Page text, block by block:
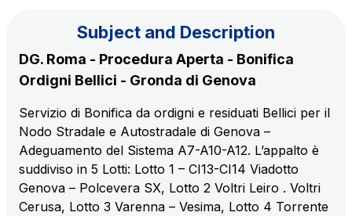
The Group
The technology operator for the integration of
Intelligent Transport Systems solutions
Tecne
Autostrade per l'Italia Group's engineering company
Discover our App
Scan the QR Code with your mobile phone's
camera to download the App
Subject and Description
DG. Roma - Procedura Aperta - Bonifica
Ordigni Bellici - Gronda di Genova
Servizio di Bonifica da ordigni e residuati Bellici per il
Nodo Stradale e Autostradale di Genova –
Adeguamento del Sistema A7-A10-A12. L’appalto è
suddiviso in 5 Lotti: Lotto 1 – CI13-CI14 Viadotto
Genova – Polcevera SX, Lotto 2 Voltri Leiro . Voltri
Cerusa, Lotto 3 Varenna – Vesima, Lotto 4 Torrente